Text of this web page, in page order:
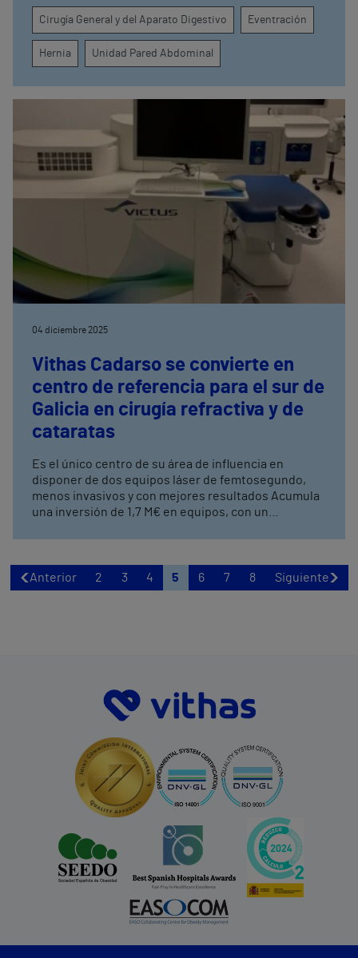
que reducen el dolor y aceleran la recuperación
Cirugía General y del Aparato Digestivo Eventración
Hernia Unidad Pared Abdominal
04 diciembre 2025
Vithas Cadarso se convierte en
centro de referencia para el sur de
Galicia en cirugía refractiva y de
cataratas
Es el único centro de su área de influencia en
disponer de dos equipos láser de femtosegundo,
menos invasivos y con mejores resultados Acumula
una inversión de 1,7 M€ en equipos, con un
cirugías
Anterior 2 3 4 5 6 7 8 Siguiente